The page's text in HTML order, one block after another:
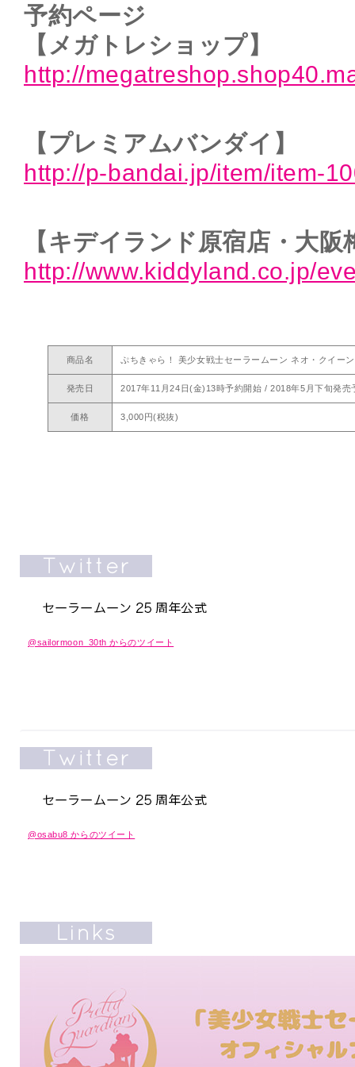
予約ページ
【メガトレショップ】
http://
【プレミアムバンダイ】
http://p-bandai.jp/item/item-
【キデイランド原宿店・大阪
http://www.kiddyland.co.jp/
商品名 ぷちきゃら！ 美少女戦士セーラームーン ネオ・クイー
発売日 2017年11月24日(金)13時予約開始 / 2018年5月下旬発売
価格 3,000円(税抜)
@sailormoon_30th からのツイート
@osabu8 からのツイート